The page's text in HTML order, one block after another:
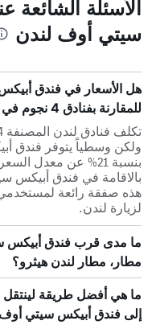
الأسئلة
سيتي أوف لندن
هل الأسعار في فندق
للمقارنة بفنادق 4 نجوم في لندن؟
ولكن وسطياً يتوفر فندق
بنسبة 21% عن معدل
لزيارة لندن.
ما مدى قرب فندق أبيكس
مطار، مطار لندن هيثرو؟
ما هي أفضل طريقة
إلى فندق أبيكس سيتي